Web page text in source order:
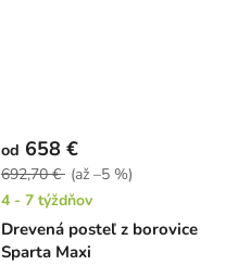
Drevená posteľ z borovice
Sparta Maxi
od 658 €
692,70 € (až –5 %)
4 - 7 týždňov